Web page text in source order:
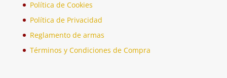
Política de Cookies
Política de Privacidad
Reglamento de armas
Términos y Condiciones de Compra